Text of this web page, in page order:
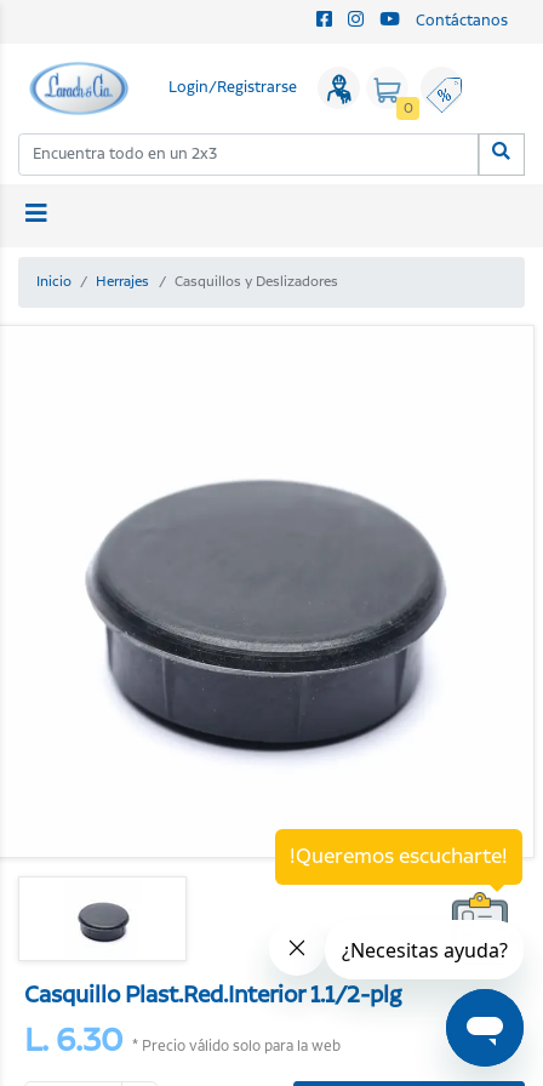
Contáctanos
Login/Registrarse
0
Inicio Herrajes Casquillos y Deslizadores
Casquillo Plast.Red.Interior 1.1/2-plg
L. 6.30 * Precio válido solo para la web
!Queremos escucharte!